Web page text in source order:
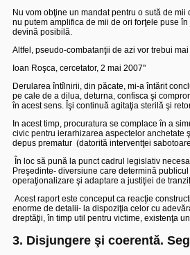
Nu vom obţine un mandat pentru o sută de
nu putem amplifica de mii de ori forţele puse
devină posibilă.
Altfel, pseudo-combatanţii de azi vor trebui
Ioan Roşca, cercetator, 2 mai 2007"
Derularea întîlnirii, din păcate, mi-a întărit
pe cale de a dilua, deturna, confisca şi
în acest sens. Îşi continuă agitaţia sterilă şi
In acest timp, procuratura se complace în a
civic pentru ierarhizarea aspectelor anchetate
depus prematur (datorită interventţei
În loc să pună la punct cadrul legislativ
Preşedinte- diversiune care determină
operaţionalizare şi adaptare a justiţiei de
Acest raport este conceput ca reacţie
enorme de detalii- la dispoziţia celor cu
dreptăţii, în timp util pentru victime, existenţa
3. Disjungere şi coerentă.